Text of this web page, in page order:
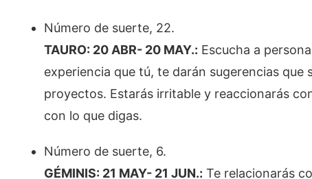
Número de suerte, 22.
TAURO: 20 ABR- 20 MAY.: Escucha a
experiencia que tú, te darán sugerencias
proyectos. Estarás irritable y reaccionarás
con lo que digas.
Número de suerte, 6.
GÉMINIS: 21 MAY- 21 JUN.: Te relacionarás